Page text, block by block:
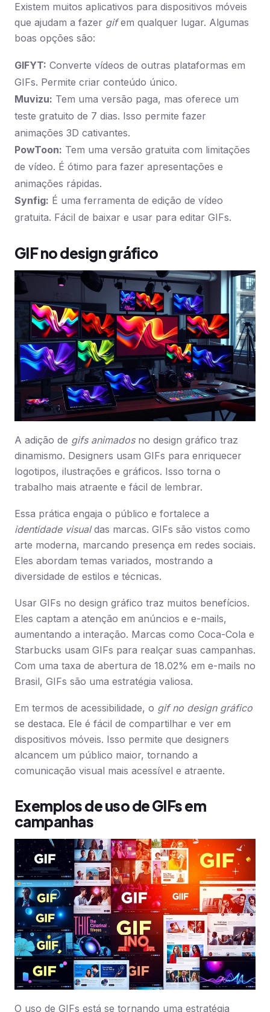
Existem muitos aplicativos para dispositivos móveis
que ajudam a fazer gifem qualquer lugar. Algumas
boas opções são:
GIFYT: Converte vídeos de outras plataformas em
GIFs. Permite criar conteúdo único.
Muvizu: Tem uma versão paga, mas oferece um
teste gratuito de 7 dias. Isso permite fazer
animações 3D cativantes.
PowToon: Tem uma versão gratuita com limitações
de vídeo. É ótimo para fazer apresentações e
animações rápidas.
Synfig: É uma ferramenta de edição de vídeo
gratuita. Fácil de baixar e usar para editar GIFs.
GIF no design gráfico
A adição de gifs animadosno design gráfico traz
dinamismo. Designers usam GIFs para enriquecer
logotipos, ilustrações e gráficos. Isso torna o
trabalho mais atraente e fácil de lembrar.
Essa prática engaja o público e fortalece a
identidade visualdas marcas. GIFs são vistos como
arte moderna, marcando presença em redes sociais.
Eles abordam temas variados, mostrando a
diversidade de estilos e técnicas.
Usar GIFs no design gráfico traz muitos benefícios.
Eles captam a atenção em anúncios e e-mails,
aumentando a interação. Marcas como Coca-Cola e
Starbucks usam GIFs para realçar suas campanhas.
Com uma taxa de abertura de 18.02% em e-mails no
Brasil, GIFs são uma estratégia valiosa.
Em termos de acessibilidade, o gif no design gráfico
se destaca. Ele é fácil de compartilhar e ver em
dispositivos móveis. Isso permite que designers
alcancem um público maior, tornando a
comunicação visual mais acessível e atraente.
Exemplos de uso de GIFs em
campanhas
O uso de GIFs está se tornando uma estratégia